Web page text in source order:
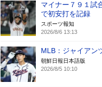
マイナー７９１試
で初安打を記録
スポーツ報知
2026/8/6 13:13
MLB：ジャイアン
朝鮮日報日本語版
2026/8/5 10:10